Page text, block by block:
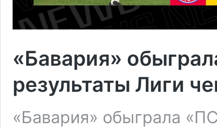
«Бавария»
результаты Лиги
«Бавария» обыграла